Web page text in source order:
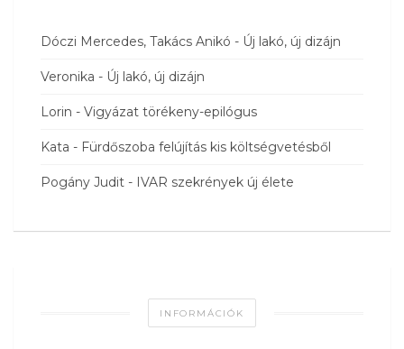
Dóczi Mercedes, Takács Anikó - Új lakó, új dizájn
Veronika - Új lakó, új dizájn
Lorin - Vigyázat törékeny-epilógus
Kata - Fürdőszoba felújítás kis költségvetésből
Pogány Judit - IVAR szekrények új élete
INFORMÁCIÓK